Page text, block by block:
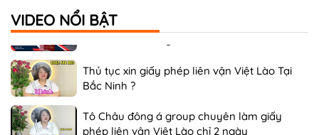
VIDEO NỔI BẬTLàm giấy phép liên vận Việt lào tại nghệ an
siêu nhanh chóng
Thủ tục xin giấy phép liên vận Việt Lào Tại
Bắc Ninh ?
Tô Châu đông á group chuyên làm giấy
phép liên vận Việt Lào chỉ 2 ngày